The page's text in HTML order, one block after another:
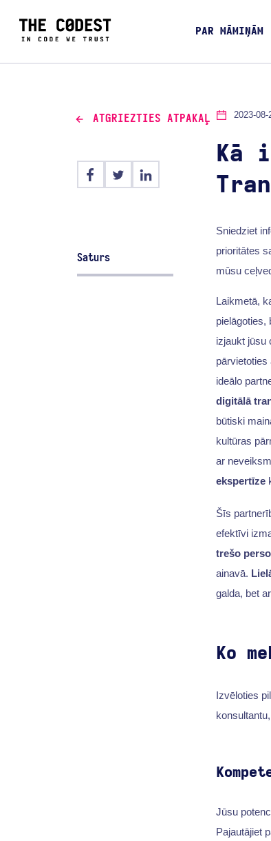
PAR MĀMIŅĀM
ATGRIEZTIES ATPAKAĻ
Saturs
2023-08-
Kā
Sniedziet
prioritātes
mūsu
Laikmetā,
pielāgoties,
izjaukt jūsu
ideālo
digitālā
būtiski
kultūras
ar
ekspertīze
Šīs
efektīvi
trešo
ainavā.
galda, bet
Ko
Izvēloties
Jūsu
Pajautājiet